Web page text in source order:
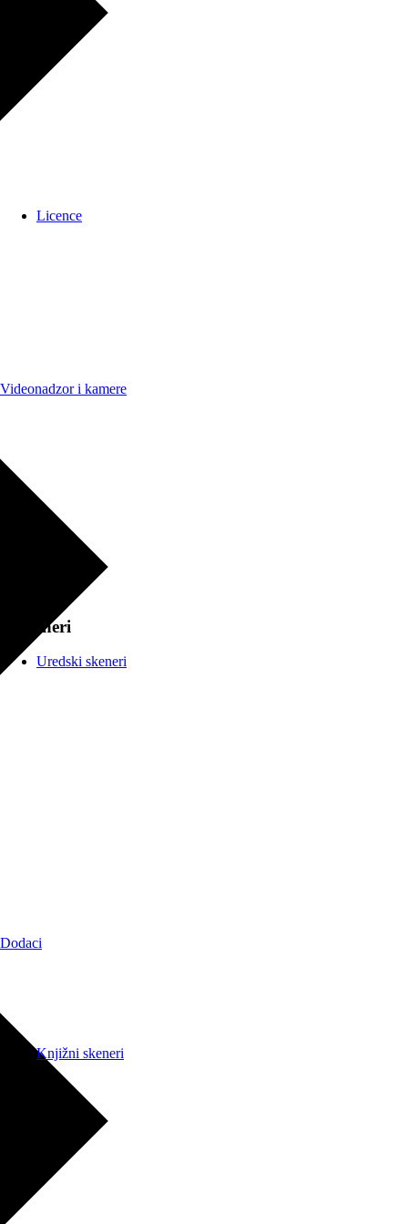
Videonadzor i kamere
Dodaci
Licence
Skeneri
Uredski skeneri
Knjižni skeneri